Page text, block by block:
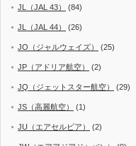
JL（JAL 43） (84)
JL（JAL 44） (26)
JO（ジャルウェイズ） (25)
JP（アドリア航空） (2)
JQ（ジェットスター航空） (29)
JS（高麗航空） (1)
JU（エアセルビア） (2)